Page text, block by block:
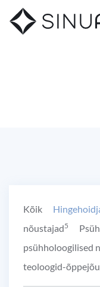
Kõik
nõustajad5
psühholoogilised
teoloogid-